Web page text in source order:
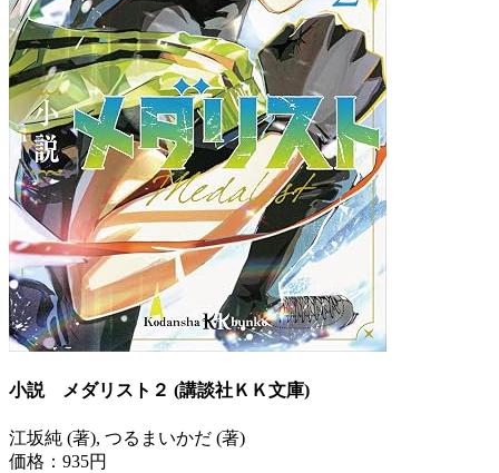
小説 メダリスト２ (講談社ＫＫ文庫)
江坂純 (著), つるまいかだ (著)
価格：935円